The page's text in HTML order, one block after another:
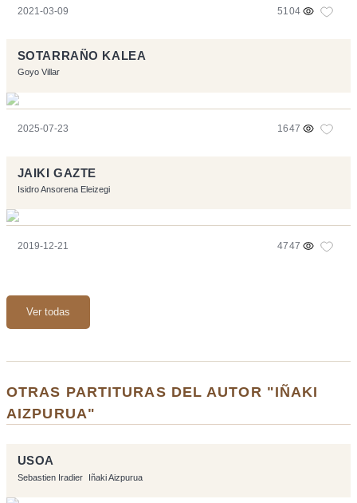
2021-03-09 5104
SOTARRAÑO KALEA
Goyo Villar
2025-07-23 1647
JAIKI GAZTE
Isidro Ansorena Eleizegi
2019-12-21 4747
Ver todas
OTRAS PARTITURAS DEL AUTOR "IÑAKI
AIZPURUA"
USOA
Sebastien Iradier Iñaki Aizpurua